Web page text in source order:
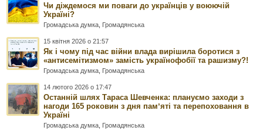
Чи діждемося ми поваги до українців у воюючій
Україні?
Громадська думка Громадянська
15 квітня 2026 о 21:57
Як і чому під час війни влада вирішила боротися з
«антисемітизмом» замість українофобії та рашизму?!
Громадська думка Громадянська
14 лютого 2026 о 17:47
Останній шлях Тараса Шевченка: плануємо заходи з
нагоди 165 роковин з дня памʼяті та перепоховання в
Україні
Громадська думка Громадянська